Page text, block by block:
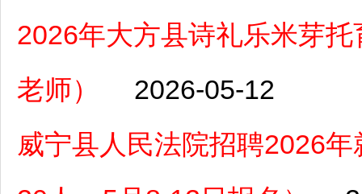
2026年大方县诗礼乐米芽
老师）
2026-05-12
威宁县人民法院招聘2026